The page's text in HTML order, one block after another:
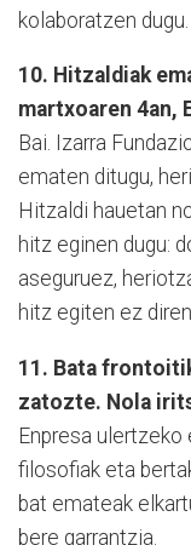
kolaboratzen dugu.
10. Hitzaldiak
martxoaren 4an,
Bai. Izarra
ematen ditugu,
Hitzaldi hauetan
hitz eginen dugu:
aseguruez,
hitz egiten ez
11. Bata
zatozte. Nola
Enpresa ulertzeko
filosofiak eta
bat emateak
bere garrantzia.